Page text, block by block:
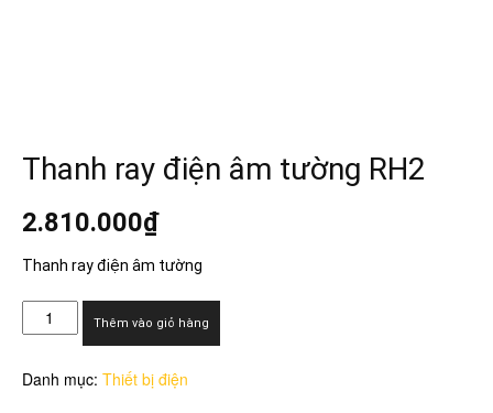
Thanh ray điện âm tường RH2
2.810.000₫
Thanh ray điện âm tường
Thanh
ray
âm
Thêm vào giỏ hàng
Danh mục: Thiết bị điện